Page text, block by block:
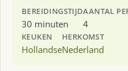
BEREIDINGSTIJD
30 minuten
AANTAL
4
KEUKEN
Hollandse
HERKOMST
Nederland